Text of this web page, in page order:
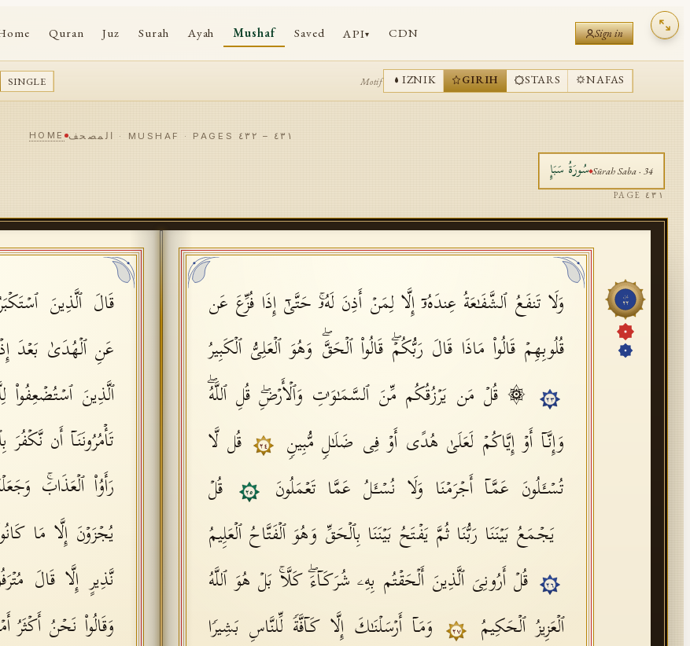
Quran Juz Surah Ayah Mushaf Saved API▾ CDN Sign in
SINGLE Motif IZNIK GIRIH STARS NAFAS
HOME المصحف · MUSHAF · PAGES ٤٣١ – ٤٣٢
سُورَةُ سَبَإٍ SūrahSaba· 34
PAGE ٤٣١
قَالَ ٱلَّذِینَ
عَنِ ٱلۡهُدَىٰ بَعۡدَ
ٱلَّذِینَ ٱسۡتُضۡعِفُوا۟
تَأۡمُرُونَنَاۤ أَن نَّكۡفُرَ
رَأَوُا۟ ٱلۡعَذَابَۚ
یُجۡزَوۡنَ إِلَّا مَا
نَّذِیرٍ إِلَّا قَالَ
وَقَالُوا۟ نَحۡنُ أَكۡثَرُ
جُزْء
٢٢
وَلَا تَنفَعُ ٱلشَّفَـٰعَةُ عِندَهُۥۤ إِلَّا لِمَنۡ أَذِنَ لَهُۥۚ حَتَّىٰۤ إِذَا فُزِّعَ عَن
قُلُوبِهِمۡ قَالُوا۟ مَاذَا قَالَ رَبُّكُمۡۖ قَالُوا۟ ٱلۡحَقَّۖ وَهُوَ ٱلۡعَلِیُّ ٱلۡكَبِیرُ
٢٣
۞ قُلۡ مَن یَرۡزُقُكُم مِّنَ ٱلسَّمَـٰوَ ٰ⁠تِ وَٱلۡأَرۡضِۖ قُلِ ٱللَّهُۖ
وَإِنَّاۤ أَوۡ إِیَّاكُمۡ لَعَلَىٰ هُدًى أَوۡ فِی ضَلَـٰلࣲ مُّبِینࣲ
٢٤
قُل لَّا
تُسۡـَٔلُونَ عَمَّاۤ أَجۡرَمۡنَا وَلَا نُسۡـَٔلُ عَمَّا تَعۡمَلُونَ
٢٥
قُلۡ
یَجۡمَعُ بَیۡنَنَا رَبُّنَا ثُمَّ یَفۡتَحُ بَیۡنَنَا بِٱلۡحَقِّ وَهُوَ ٱلۡفَتَّاحُ ٱلۡعَلِیمُ
٢٦
قُلۡ أَرُونِیَ ٱلَّذِینَ أَلۡحَقۡتُم بِهِۦ شُرَكَاۤءَۖ كَلَّاۚ بَلۡ هُوَ ٱللَّهُ
ٱلۡعَزِیزُ ٱلۡحَكِیمُ
٢٧
وَمَاۤ أَرۡسَلۡنَـٰكَ إِلَّا كَاۤفَّةࣰ لِّلنَّاسِ بَشِیرࣰا